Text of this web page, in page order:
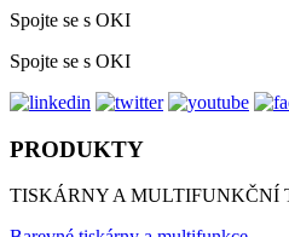
Spojte se s OKI
Spojte se s OKI
PRODUKTY
TISKÁRNY A MULTIFUNKČNÍ